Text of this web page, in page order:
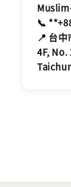
📞
📍 台
4F,